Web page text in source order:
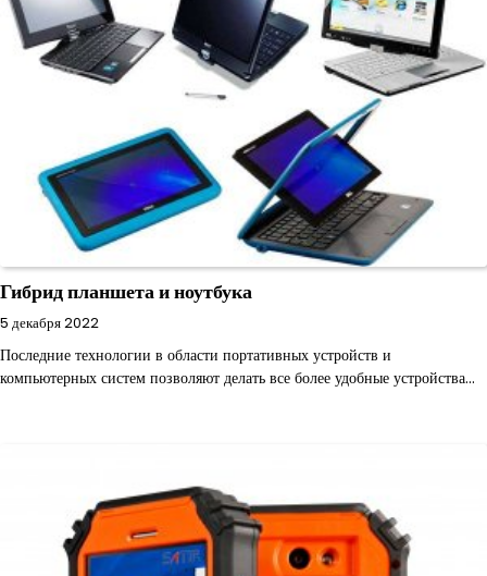
Гибрид планшета и ноутбука
5 декабря 2022
Последние технологии в области портативных устройств и
компьютерных систем позволяют делать все более удобные устройства…